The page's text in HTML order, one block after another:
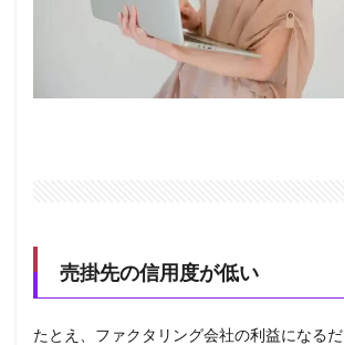
売掛先の信用度が低い
たとえ、ファクタリング会社の利益になる